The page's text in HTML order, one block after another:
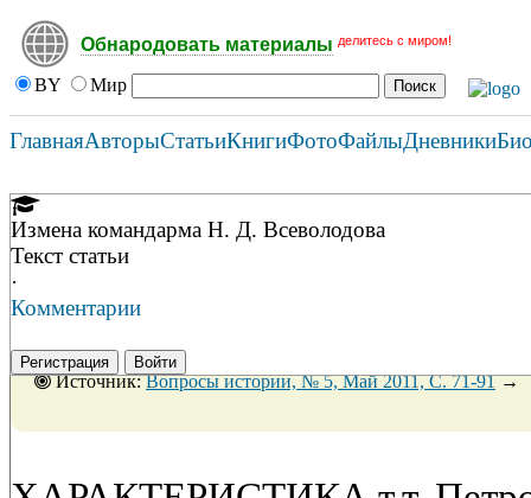
Обнародовать материалы делитесь с миром!
BY Мир
ГлавнаяАвторыСтатьиКнигиФотоФайлыДневники
Измена командарма Н. Д. Всеволодова
Текст статьи
·
Комментарии
Регистрация Войти
Источник:Вопросы истории, № 5, Май 2011, C. 71-91→